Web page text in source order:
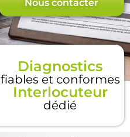
Nous contacter
Diagnostics
fiables et conformes
Interlocuteur
dédié